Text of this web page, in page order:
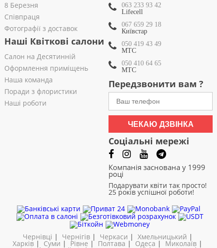
8 Березня
Співпраця
Фотографії з доставок
Наші Квіткові салони
Салон на Десятинній
Оформлення приміщень
Наша команда
Поради з флористики
Наші роботи
063 233 93 42
Lifecell
067 659 29 18
Київстар
050 419 43 49
МТС
050 410 64 65
МТС
Передзвонити вам ?
ЧЕКАЮ ДЗВІНКА
Соціальні мережі
Компанія заснована у 1999
році
Подарувати квіти так просто!
25 років успішної роботи!
Чернівці | Чернігів| Черкаси | Хмельницький |
Харків | Суми | Рівне | Полтава | Одеса | Миколаїв |